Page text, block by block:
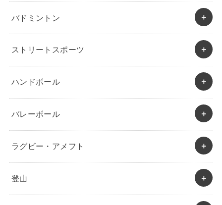
バドミントン
ストリートスポーツ
ハンドボール
バレーボール
ラグビー・アメフト
登山